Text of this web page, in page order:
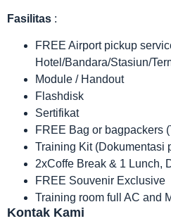
Fasilitas :
FREE Airport pickup
Hotel/Bandara/Stasiun/
Module / Handout
Flashdisk
Sertifikat
FREE Bag or bagpackers
Training Kit (Dokumentasi
2xCoffe Break & 1 Lunch,
FREE Souvenir Exclusive
Training room full AC and
Kontak Kami